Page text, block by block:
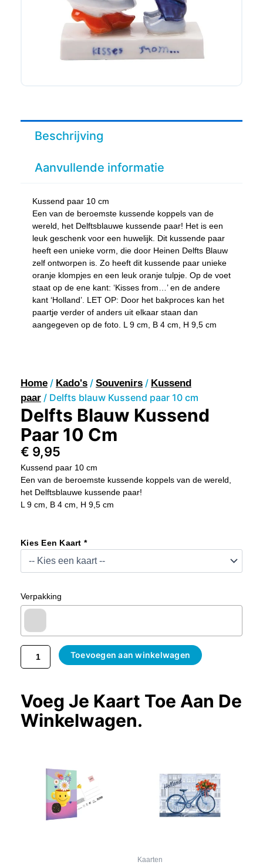
Beschrijving
Aanvullende informatie
Kussend paar 10 cm
Een van de beroemste kussende koppels van de
wereld, het Delftsblauwe kussende paar! Het is een
leuk geschenk voor een huwelijk. Dit kussende paar
heeft een unieke vorm, die door Heinen Delfts Blauw
zelf ontworpen is. Zo heeft dit kussende paar unieke
oranje klompjes en een leuk oranje tulpje. Op de voet
staat op de ene kant: ‘Kisses from…’ en de andere
kant ‘Holland’. LET OP: Door het bakproces kan het
paartje verder of anders uit elkaar staan dan
aangegeven op de foto. L 9 cm, B 4 cm, H 9,5 cm
Home / Kado's / Souvenirs / Kussend
paar / Delfts blauw Kussend paar 10 cm
Delfts Blauw Kussend
Paar 10 Cm
€ 9,95
Kussend paar 10 cm
Een van de beroemste kussende koppels van de wereld,
het Delftsblauwe kussende paar!
L 9 cm, B 4 cm, H 9,5 cm
Kies Een Kaart *
Verpakking
Blauw
Kussend
Paar
10
Aantal
Toevoegen aan winkelwagen
Voeg Je Kaart Toe Aan De
Winkelwagen.
Kaarten